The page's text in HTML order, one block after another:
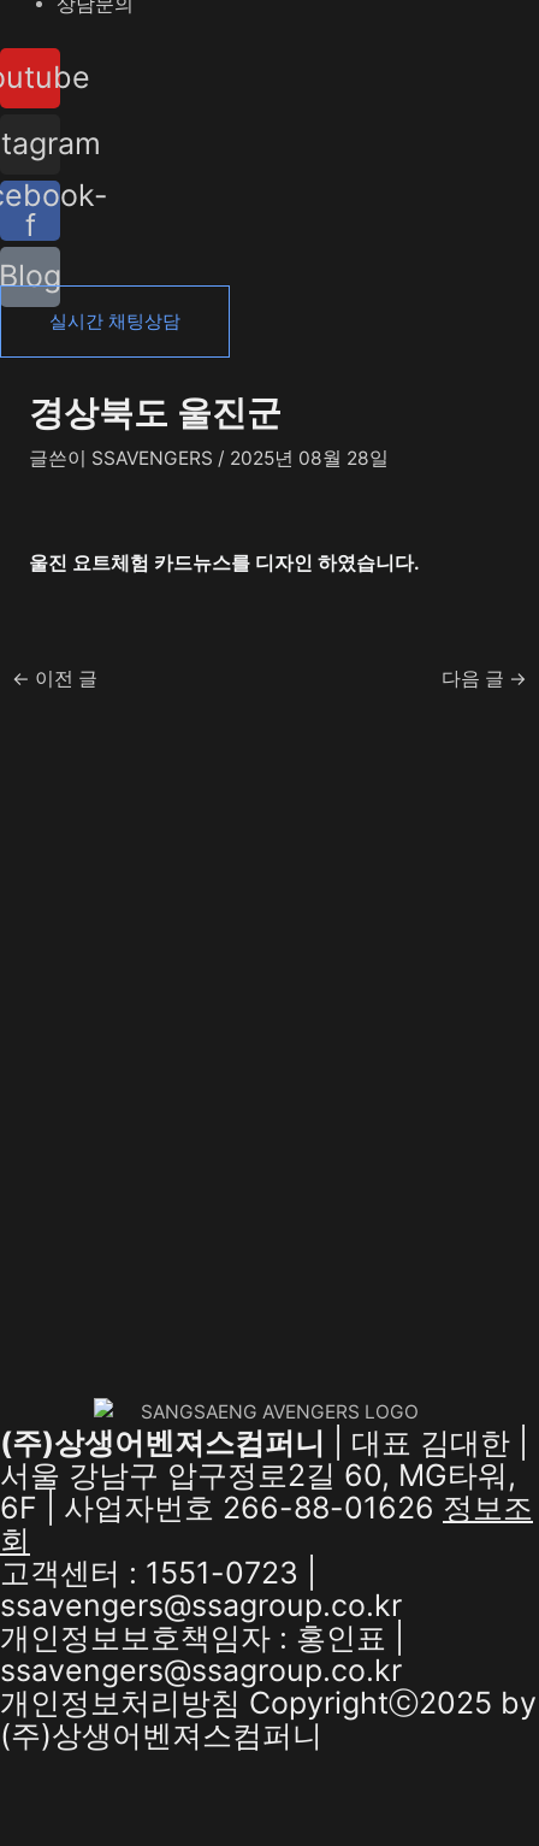
상담문의
f
Blog
실시간 채팅상담
경상북도 울진군
글쓴이 SSAVENGERS / 2025년 08월 28일
울진 요트체험 카드뉴스를 디자인 하였습니다.
← 이전 글 다음 글 →
(주)상생어벤져스컴퍼니 | 대표 김대한 |
서울 강남구 압구정로2길 60, MG타워,
6F | 사업자번호 266-88-01626 정보조
회
고객센터 : 1551-0723 |
ssavengers@ssagroup.co.kr
개인정보보호책임자 : 홍인표 |
ssavengers@ssagroup.co.kr
개인정보처리방침 Copyrightⓒ2025 by
(주)상생어벤져스컴퍼니